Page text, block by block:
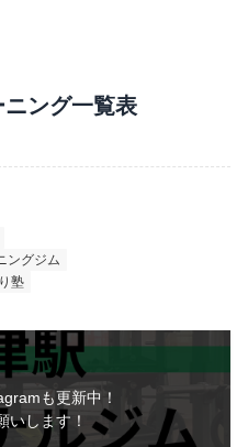
ング一覧表
ングジム
塾
も更新中！
いします！